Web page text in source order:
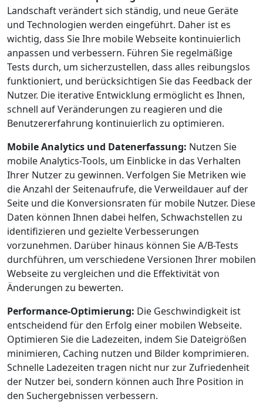
Landschaft verändert sich ständig, und neue Geräte
und Technologien werden eingeführt. Daher ist es
wichtig, dass Sie Ihre mobile Webseite kontinuierlich
anpassen und verbessern. Führen Sie regelmäßige
Tests durch, um sicherzustellen, dass alles reibungslos
funktioniert, und berücksichtigen Sie das Feedback der
Nutzer. Die iterative Entwicklung ermöglicht es Ihnen,
schnell auf Veränderungen zu reagieren und die
Benutzererfahrung kontinuierlich zu optimieren.
Mobile Analytics und Datenerfassung: Nutzen Sie
mobile Analytics-Tools, um Einblicke in das Verhalten
Ihrer Nutzer zu gewinnen. Verfolgen Sie Metriken wie
die Anzahl der Seitenaufrufe, die Verweildauer auf der
Seite und die Konversionsraten für mobile Nutzer. Diese
Daten können Ihnen dabei helfen, Schwachstellen zu
identifizieren und gezielte Verbesserungen
vorzunehmen. Darüber hinaus können Sie A/B-Tests
durchführen, um verschiedene Versionen Ihrer mobilen
Webseite zu vergleichen und die Effektivität von
Änderungen zu bewerten.
Performance-Optimierung: Die Geschwindigkeit ist
entscheidend für den Erfolg einer mobilen Webseite.
Optimieren Sie die Ladezeiten, indem Sie Dateigrößen
minimieren, Caching nutzen und Bilder komprimieren.
Schnelle Ladezeiten tragen nicht nur zur Zufriedenheit
der Nutzer bei, sondern können auch Ihre Position in
den Suchergebnissen verbessern.